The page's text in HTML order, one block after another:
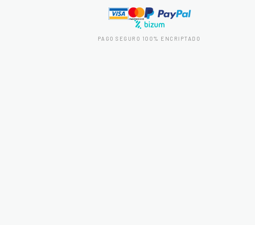
PAGO SEGURO 100% ENCRIPTADO